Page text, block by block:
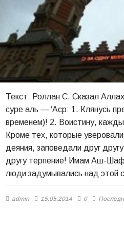
Текст: Роллан С. Сказал
суре аль — ‘Аср: 1. Клянусь
временем)! 2. Воистину,
Кроме тех, которые
деяния, заповедали друг
другу терпение! Имам Аш-
люди задумывались над этой
admin 15.05.2014 0